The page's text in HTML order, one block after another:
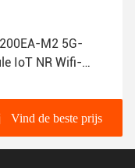
M2 5G-
IoT NR Wifi-
M.2 draadloze
Sim8300G
Vind de beste prijs